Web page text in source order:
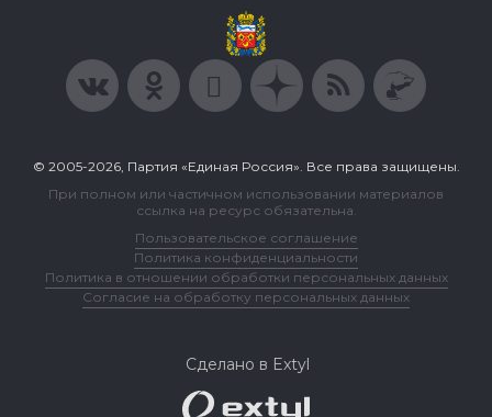
© 2005-2026, Партия «Единая Россия». Все права защищены.
При полном или частичном использовании материалов
ссылка на ресурс обязательна.
Пользовательское соглашение
Политика конфиденциальности
Политика в отношении обработки персональных данных
Согласие на обработку персональных данных
Сделано в Extyl